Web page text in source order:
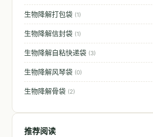
生物降解打包袋 (1)
生物降解信封袋 (1)
生物降解自粘快递袋 (3)
生物降解风琴袋 (0)
生物降解骨袋 (2)
推荐阅读